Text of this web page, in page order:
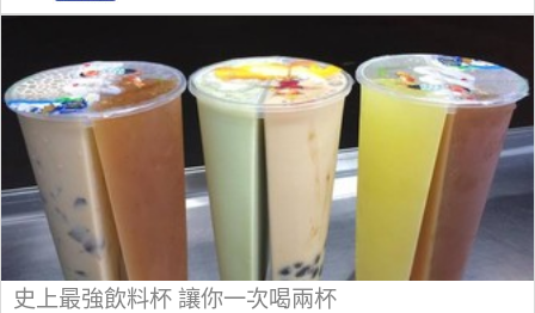
史上最強飲料杯 讓你一次喝兩杯